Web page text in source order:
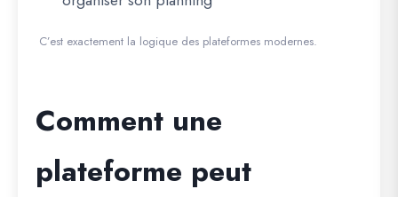
C’est exactement la logique des plateformes modernes.
Comment une
plateforme peut